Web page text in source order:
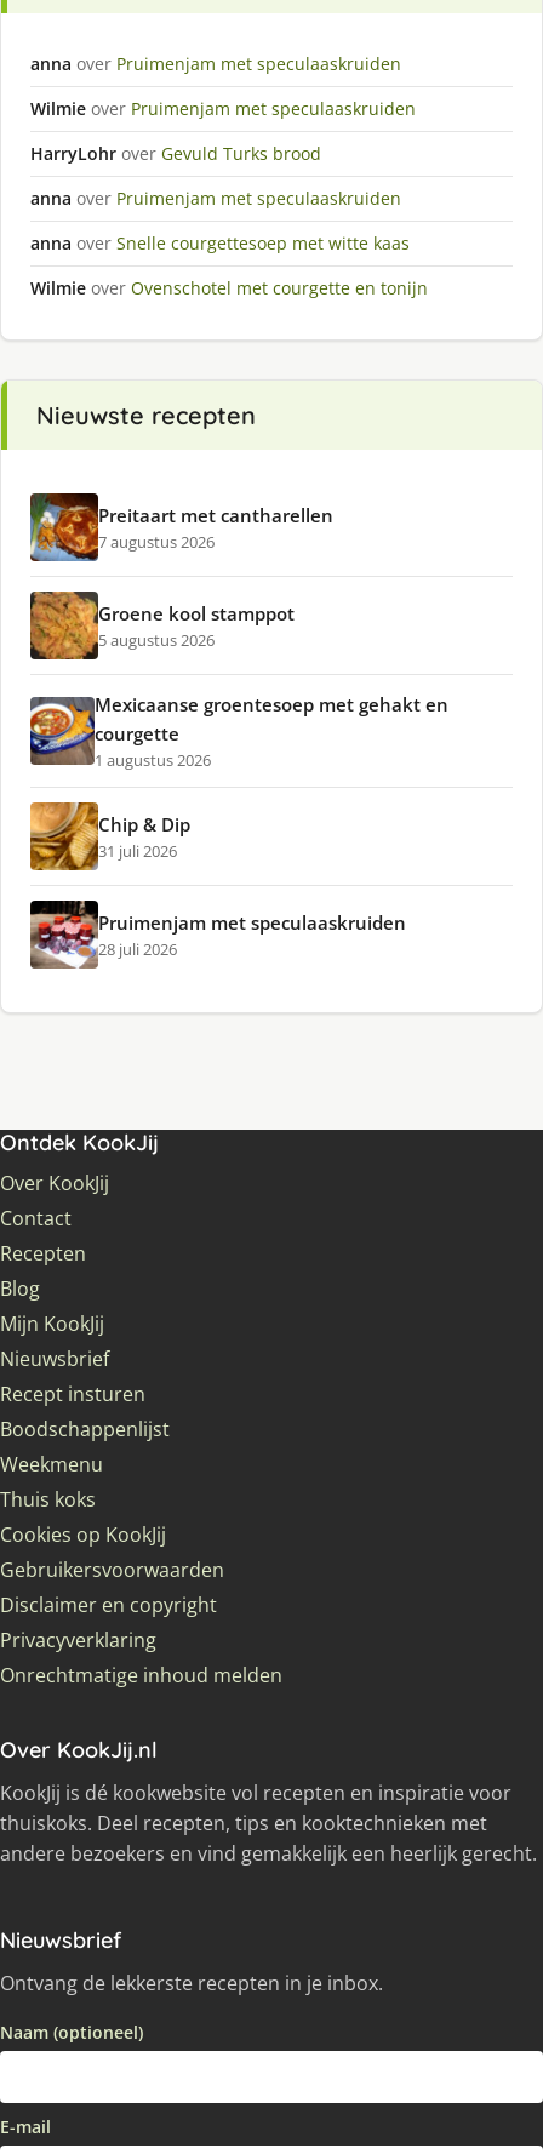
anna over Pruimenjam met speculaaskruiden
Wilmie over Pruimenjam met speculaaskruiden
HarryLohr over Gevuld Turks brood
anna over Pruimenjam met speculaaskruiden
anna over Snelle courgettesoep met witte kaas
Wilmie over Ovenschotel met courgette en tonijn
Nieuwste recepten
Preitaart met cantharellen
7 augustus 2026
Groene kool stamppot
5 augustus 2026
Mexicaanse groentesoep met gehakt en
courgette
1 augustus 2026
Chip & Dip
31 juli 2026
Pruimenjam met speculaaskruiden
28 juli 2026
Ontdek KookJij
Over KookJij
Contact
Recepten
Blog
Mijn KookJij
Nieuwsbrief
Recept insturen
Boodschappenlijst
Weekmenu
Thuis koks
Cookies op KookJij
Gebruikersvoorwaarden
Disclaimer en copyright
Privacyverklaring
Onrechtmatige inhoud melden
Over KookJij.nl
KookJij is dé kookwebsite vol recepten en inspiratie voor
thuiskoks. Deel recepten, tips en kooktechnieken met
andere bezoekers en vind gemakkelijk een heerlijk gerecht.
Nieuwsbrief
Ontvang de lekkerste recepten in je inbox.
Naam (optioneel)
E-mail